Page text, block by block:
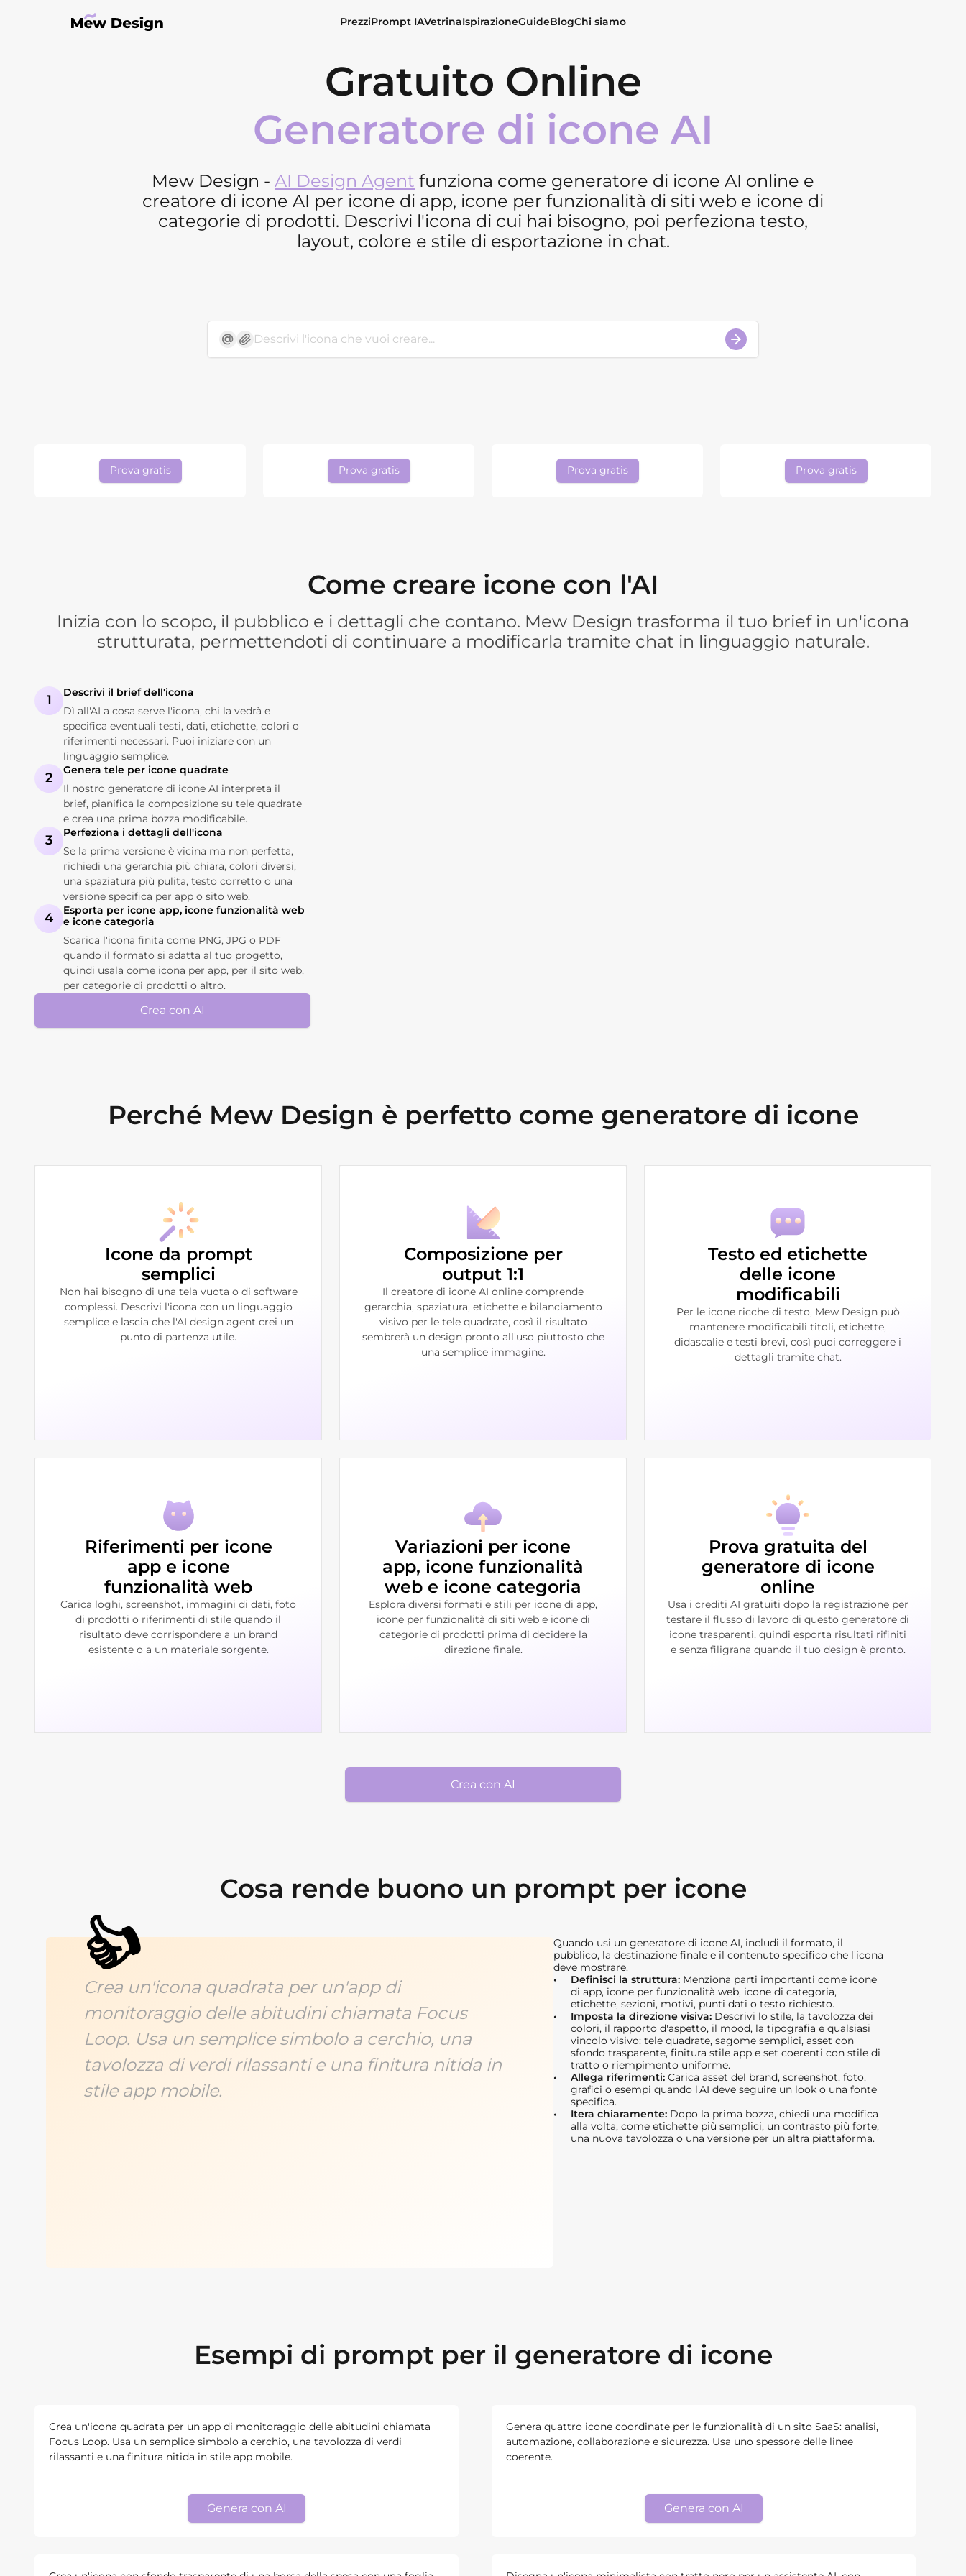
PrezziPrompt IAVetrinaIspirazioneGuideBlogChi siamo
Gratuito Online
Generatore di icone AI
Mew Design - AI Design Agent funziona come generatore di icone AI online e
creatore di icone AI per icone di app, icone per funzionalità di siti web e icone di
categorie di prodotti. Descrivi l'icona di cui hai bisogno, poi perfeziona testo,
layout, colore e stile di esportazione in chat.
Prova gratis Prova gratis Prova gratis Prova gratis
Come creare icone con l'AI
Inizia con lo scopo, il pubblico e i dettagli che contano. Mew Design trasforma il tuo brief in un'icona
strutturata, permettendoti di continuare a modificarla tramite chat in linguaggio naturale.
1
Descrivi il brief dell'icona
Dì all'AI a cosa serve l'icona, chi la vedrà e
specifica eventuali testi, dati, etichette, colori o
riferimenti necessari. Puoi iniziare con un
linguaggio semplice.
2
Genera tele per icone quadrate
Il nostro generatore di icone AI interpreta il
brief, pianifica la composizione su tele quadrate
e crea una prima bozza modificabile.
3
Perfeziona i dettagli dell'icona
Se la prima versione è vicina ma non perfetta,
richiedi una gerarchia più chiara, colori diversi,
una spaziatura più pulita, testo corretto o una
versione specifica per app o sito web.
4
Esporta per icone app, icone funzionalità web
e icone categoria
Scarica l'icona finita come PNG, JPG o PDF
quando il formato si adatta al tuo progetto,
quindi usala come icona per app, per il sito web,
per categorie di prodotti o altro.
Crea con AI
Perché Mew Design è perfetto come generatore di icone
Icone da prompt
semplici
Non hai bisogno di una tela vuota o di software
complessi. Descrivi l'icona con un linguaggio
semplice e lascia che l'AI design agent crei un
punto di partenza utile.
Composizione per
output 1:1
Il creatore di icone AI online comprende
gerarchia, spaziatura, etichette e bilanciamento
visivo per le tele quadrate, così il risultato
sembrerà un design pronto all'uso piuttosto che
una semplice immagine.
Testo ed etichette
delle icone
modificabili
Per le icone ricche di testo, Mew Design può
mantenere modificabili titoli, etichette,
didascalie e testi brevi, così puoi correggere i
dettagli tramite chat.
Riferimenti per icone
app e icone
funzionalità web
Carica loghi, screenshot, immagini di dati, foto
di prodotti o riferimenti di stile quando il
risultato deve corrispondere a un brand
esistente o a un materiale sorgente.
Variazioni per icone
app, icone funzionalità
web e icone categoria
Esplora diversi formati e stili per icone di app,
icone per funzionalità di siti web e icone di
categorie di prodotti prima di decidere la
direzione finale.
Prova gratuita del
generatore di icone
online
Usa i crediti AI gratuiti dopo la registrazione per
testare il flusso di lavoro di questo generatore di
icone trasparenti, quindi esporta risultati rifiniti
e senza filigrana quando il tuo design è pronto.
Crea con AI
Cosa rende buono un prompt per icone
Crea un'icona quadrata per un'app di
monitoraggio delle abitudini chiamata Focus
Loop. Usa un semplice simbolo a cerchio, una
tavolozza di verdi rilassanti e una finitura nitida in
stile app mobile.
👍
Quando usi un generatore di icone AI, includi il formato, il
pubblico, la destinazione finale e il contenuto specifico che l'icona
deve mostrare.
Definisci la struttura: Menziona parti importanti come icone
di app, icone per funzionalità web, icone di categoria,
etichette, sezioni, motivi, punti dati o testo richiesto.
Imposta la direzione visiva: Descrivi lo stile, la tavolozza dei
colori, il rapporto d'aspetto, il mood, la tipografia e qualsiasi
vincolo visivo: tele quadrate, sagome semplici, asset con
sfondo trasparente, finitura stile app e set coerenti con stile di
tratto o riempimento uniforme.
Allega riferimenti: Carica asset del brand, screenshot, foto,
grafici o esempi quando l'AI deve seguire un look o una fonte
specifica.
Itera chiaramente: Dopo la prima bozza, chiedi una modifica
alla volta, come etichette più semplici, un contrasto più forte,
una nuova tavolozza o una versione per un'altra piattaforma.
Esempi di prompt per il generatore di icone
Crea un'icona quadrata per un'app di monitoraggio delle abitudini chiamata
Focus Loop. Usa un semplice simbolo a cerchio, una tavolozza di verdi
rilassanti e una finitura nitida in stile app mobile.
Genera con AI
Genera quattro icone coordinate per le funzionalità di un sito SaaS: analisi,
automazione, collaborazione e sicurezza. Usa uno spessore delle linee
coerente.
Genera con AI